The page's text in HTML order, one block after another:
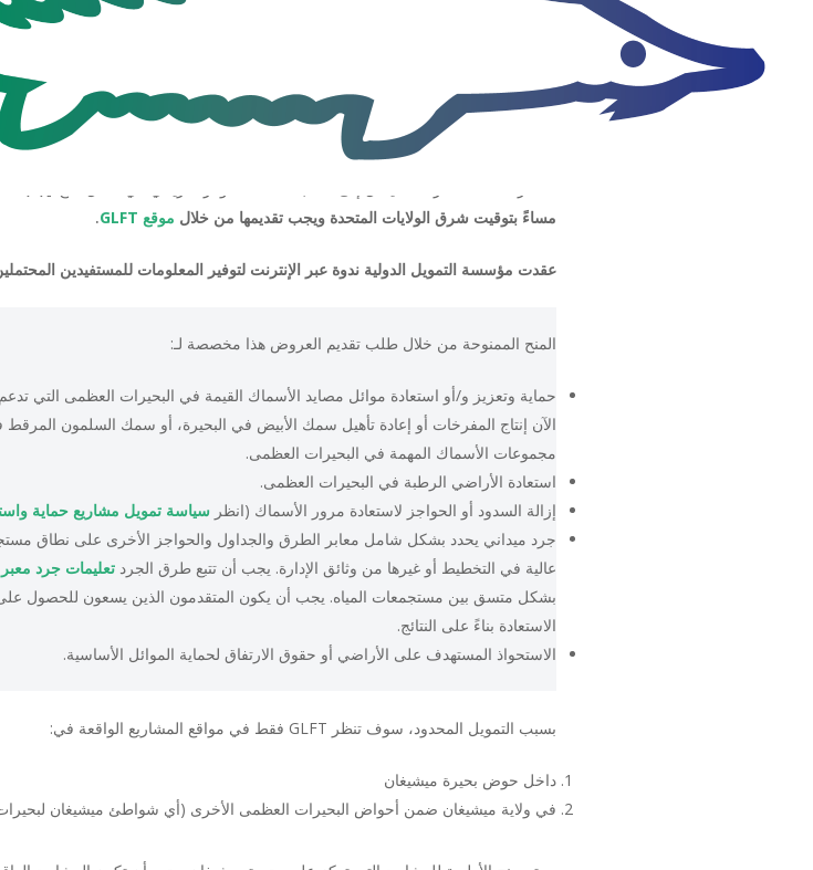
تقبل مؤسسة مصايد الأسماك في البحيرات العظمى (GLFT) الآن المقترحات بموجب
مساءً بتوقيت شرق الولايات المتحدة ويجب تقديمها من خلال موقع GLFT .
عقدت مؤسسة التمويل الدولية ندوة عبر الإنترنت لتوفير المعلومات للمستفيدين المحتملين في 24
المنح الممنوحة من خلال طلب تقديم العروض هذا مخصصة لـ:
حماية وتعزيز و/أو استعادة موائل مصايد الأسماك القيمة في البحيرات العظمى التي تدعم
الآن إنتاج المفرخات أو إعادة تأهيل سمك الأبيض في البحيرة، أو سمك السلمون
مجموعات الأسماك المهمة في البحيرات العظمى.
استعادة الأراضي الرطبة في البحيرات العظمى.
إزالة السدود أو الحواجز لاستعادة مرور الأسماك (انظرسياسة تمويل مشاريع حماية
جرد ميداني يحدد بشكل شامل معابر الطرق والجداول والحواجز الأخرى على نطاق
عالية في التخطيط أو غيرها من وثائق الإدارة. يجب أن تتبع طرق الجردتعليمات جرد
بشكل متسق بين مستجمعات المياه. يجب أن يكون المتقدمون الذين يسعون للحصول
الاستعادة بناءً على النتائج.
الاستحواذ المستهدف على الأراضي أو حقوق الارتفاق لحماية الموائل الأساسية.
بسبب التمويل المحدود، سوف تنظر GLFT فقط في مواقع المشاريع الواقعة في:
داخل حوض بحيرة ميشيغان
في ولاية ميشيغان ضمن أحواض البحيرات العظمى الأخرى (أي شواطئ ميشيغان